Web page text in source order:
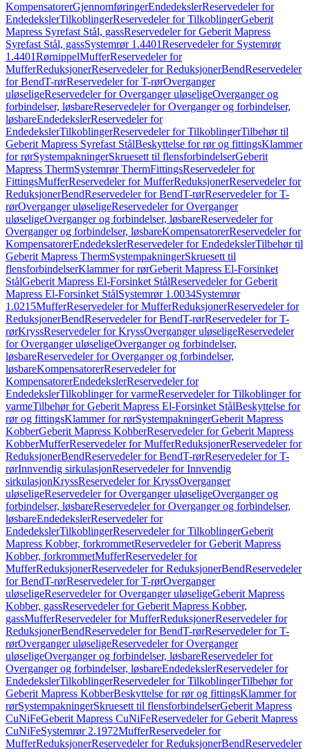
KompensatorerGjennomføringerEndedekslerReservedeler for
EndedekslerTilkoblingerReservedeler for TilkoblingerGeberit
Mapress Syrefast Stål, gassReservedeler for Geberit Mapress
Syrefast Stål, gassSystemrør 1.4401Reservedeler for Systemrør
1.4401RørnippelMufferReservedeler for
MufferReduksjonerReservedeler for ReduksjonerBendReservedeler
for BendT-rørReservedeler for T-rørOverganger
uløseligeReservedeler for Overganger uløseligeOverganger og
forbindelser, løsbareReservedeler for Overganger og forbindelser,
løsbareEndedekslerReservedeler for
EndedekslerTilkoblingerReservedeler for TilkoblingerTilbehør til
Geberit Mapress Syrefast StålBeskyttelse for rør og fittingsKlammer
for rørSystempakningerSkruesett til flensforbindelserGeberit
Mapress ThermSystemrør ThermFittingsReservedeler for
FittingsMufferReservedeler for MufferReduksjonerReservedeler for
ReduksjonerBendReservedeler for BendT-rørReservedeler for T-
rørOverganger uløseligeReservedeler for Overganger
uløseligeOverganger og forbindelser, løsbareReservedeler for
Overganger og forbindelser, løsbareKompensatorerReservedeler for
KompensatorerEndedekslerReservedeler for EndedekslerTilbehør til
Geberit Mapress ThermSystempakningerSkruesett til
flensforbindelserKlammer for rørGeberit Mapress El-Forsinket
StålGeberit Mapress El-Forsinket StålReservedeler for Geberit
Mapress El-Forsinket StålSystemrør 1.0034Systemrør
1.0215MufferReservedeler for MufferReduksjonerReservedeler for
ReduksjonerBendReservedeler for BendT-rørReservedeler for T-
rørKryssReservedeler for KryssOverganger uløseligeReservedeler
for Overganger uløseligeOverganger og forbindelser,
løsbareReservedeler for Overganger og forbindelser,
løsbareKompensatorerReservedeler for
KompensatorerEndedekslerReservedeler for
EndedekslerTilkoblinger for varmeReservedeler for Tilkoblinger for
varmeTilbehør for Geberit Mapress El-Forsinket StålBeskyttelse for
rør og fittingsKlammer for rørSystempakningerGeberit Mapress
KobberGeberit Mapress KobberReservedeler for Geberit Mapress
KobberMufferReservedeler for MufferReduksjonerReservedeler for
ReduksjonerBendReservedeler for BendT-rørReservedeler for T-
rørInnvendig sirkulasjonReservedeler for Innvendig
sirkulasjonKryssReservedeler for KryssOverganger
uløseligeReservedeler for Overganger uløseligeOverganger og
forbindelser, løsbareReservedeler for Overganger og forbindelser,
løsbareEndedekslerReservedeler for
EndedekslerTilkoblingerReservedeler for TilkoblingerGeberit
Mapress Kobber, forkrommetReservedeler for Geberit Mapress
Kobber, forkrommetMufferReservedeler for
MufferReduksjonerReservedeler for ReduksjonerBendReservedeler
for BendT-rørReservedeler for T-rørOverganger
uløseligeReservedeler for Overganger uløseligeGeberit Mapress
Kobber, gassReservedeler for Geberit Mapress Kobber,
gassMufferReservedeler for MufferReduksjonerReservedeler for
ReduksjonerBendReservedeler for BendT-rørReservedeler for T-
rørOverganger uløseligeReservedeler for Overganger
uløseligeOverganger og forbindelser, løsbareReservedeler for
Overganger og forbindelser, løsbareEndedekslerReservedeler for
EndedekslerTilkoblingerReservedeler for TilkoblingerTilbehør for
Geberit Mapress KobberBeskyttelse for rør og fittingsKlammer for
rørSystempakningerSkruesett til flensforbindelserGeberit Mapress
CuNiFeGeberit Mapress CuNiFeReservedeler for Geberit Mapress
CuNiFeSystemrør 2.1972MufferReservedeler for
MufferReduksjonerReservedeler for ReduksjonerBendReservedeler